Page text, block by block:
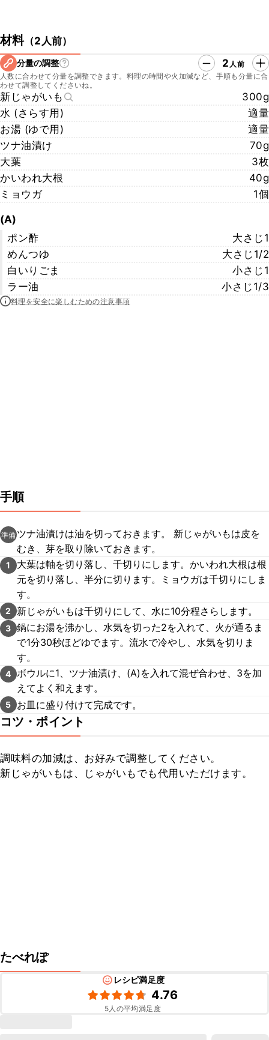
材料（2人前）
分量の調整 2 人前
人数に合わせて分量を調整できます。料理の時間や火加減など、手順も分量に合
わせて調整してくださいね。
新じゃがいも
300g
水 (さらす用)
適量
お湯 (ゆで用)
適量
ツナ油漬け
70g
大葉
3枚
かいわれ大根
40g
ミョウガ
1個
(A)
ポン酢
大さじ1
めんつゆ
大さじ1/2
白いりごま
小さじ1
ラー油
小さじ1/3
料理を安全に楽しむための注意事項
手順
準備 ツナ油漬けは油を切っておきます。 新じゃがいもは皮を
むき、芽を取り除いておきます。
1
大葉は軸を切り落し、千切りにします。かいわれ大根は根
元を切り落し、半分に切ります。ミョウガは千切りにしま
す。
2 新じゃがいもは千切りにして、水に10分程さらします。
3 鍋にお湯を沸かし、水気を切った2を入れて、火が通るま
で1分30秒ほどゆでます。流水で冷やし、水気を切りま
す。
4 ボウルに1、ツナ油漬け、(A)を入れて混ぜ合わせ、3を加
えてよく和えます。
5 お皿に盛り付けて完成です。
コツ・ポイント
調味料の加減は、お好みで調整してください。
新じゃがいもは、じゃがいもでも代用いただけます。
たべれぽ
レシピ満足度
4.76
5人の平均満足度